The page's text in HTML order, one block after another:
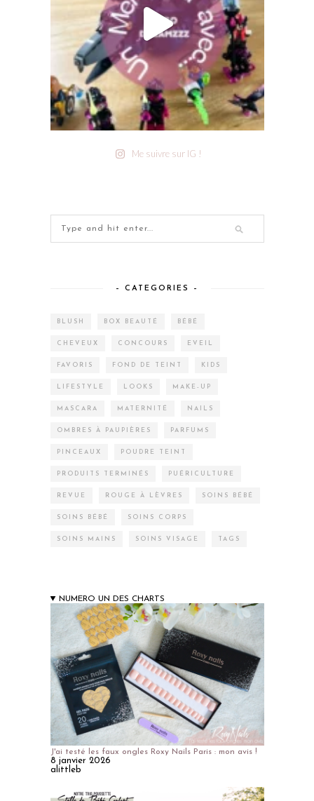
Me suivre sur IG !
– CATEGORIES –
BLUSH BOX BEAUTÉ BÉBÉ
CHEVEUX CONCOURS EVEIL
FAVORIS FOND DE TEINT KIDS
LIFESTYLE LOOKS MAKE-UP
MASCARA MATERNITÉ NAILS
OMBRES À PAUPIÈRES PARFUMS
PINCEAUX POUDRE TEINT
PRODUITS TERMINÉS PUÉRICULTURE
REVUE ROUGE À LÈVRES SOINS BÉBÉ
SOINS BÉBÉ SOINS CORPS
SOINS MAINS SOINS VISAGE TAGS
NUMERO UN DES CHARTS
J'ai testé les faux ongles Roxy Nails Paris : mon avis !
8 janvier 2026
alittleb